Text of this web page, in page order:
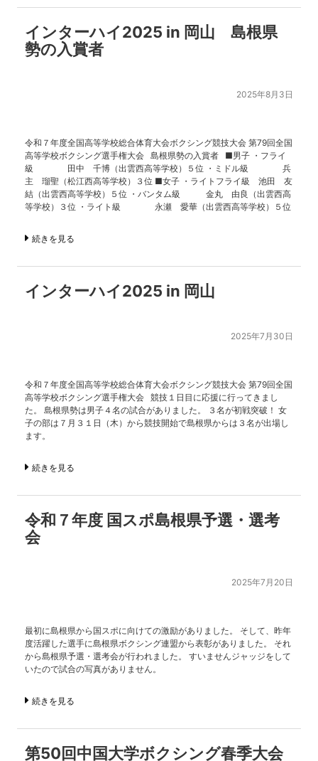
インターハイ2025 in 岡山 島根県
勢の入賞者
2025年8月3日
令和７年度全国高等学校総合体育大会ボクシング競技大会 第79回全国
高等学校ボクシング選手権大会 島根県勢の入賞者 ■男子 ・フライ
級 田中 千博（出雲西高等学校）５位 ・ミドル級 兵
主 瑠聖（松江西高等学校）３位 ■女子 ・ライトフライ級 池田 友
結（出雲西高等学校）５位 ・バンタム級 金丸 由良（出雲西高
等学校）３位 ・ライト級 永瀬 愛華（出雲西高等学校）５位
続きを見る
インターハイ2025 in 岡山
2025年7月30日
令和７年度全国高等学校総合体育大会ボクシング競技大会 第79回全国
高等学校ボクシング選手権大会 競技１日目に応援に行ってきまし
た。 島根県勢は男子４名の試合がありました。 ３名が初戦突破！ 女
子の部は７月３１日（木）から競技開始で島根県からは３名が出場し
ます。
続きを見る
令和７年度 国スポ島根県予選・選考
会
2025年7月20日
最初に島根県から国スポに向けての激励がありました。 そして、昨年
度活躍した選手に島根県ボクシング連盟から表彰がありました。 それ
から島根県予選・選考会が行われました。 すいませんジャッジをして
いたので試合の写真がありません。
続きを見る
第50回中国大学ボクシング春季大会